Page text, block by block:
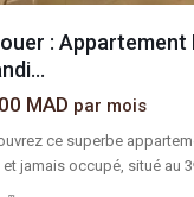
: Appartement
MAD par mois
ce superbe
jamais occupé, situé au